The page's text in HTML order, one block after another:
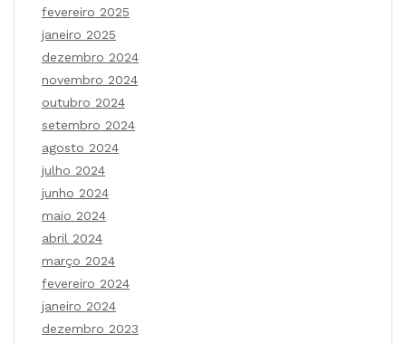
fevereiro 2025
janeiro 2025
dezembro 2024
novembro 2024
outubro 2024
setembro 2024
agosto 2024
julho 2024
junho 2024
maio 2024
abril 2024
março 2024
fevereiro 2024
janeiro 2024
dezembro 2023